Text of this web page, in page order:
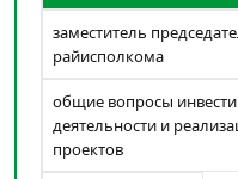
заместитель
райисполкома
общие вопросы
деятельности и
проектов